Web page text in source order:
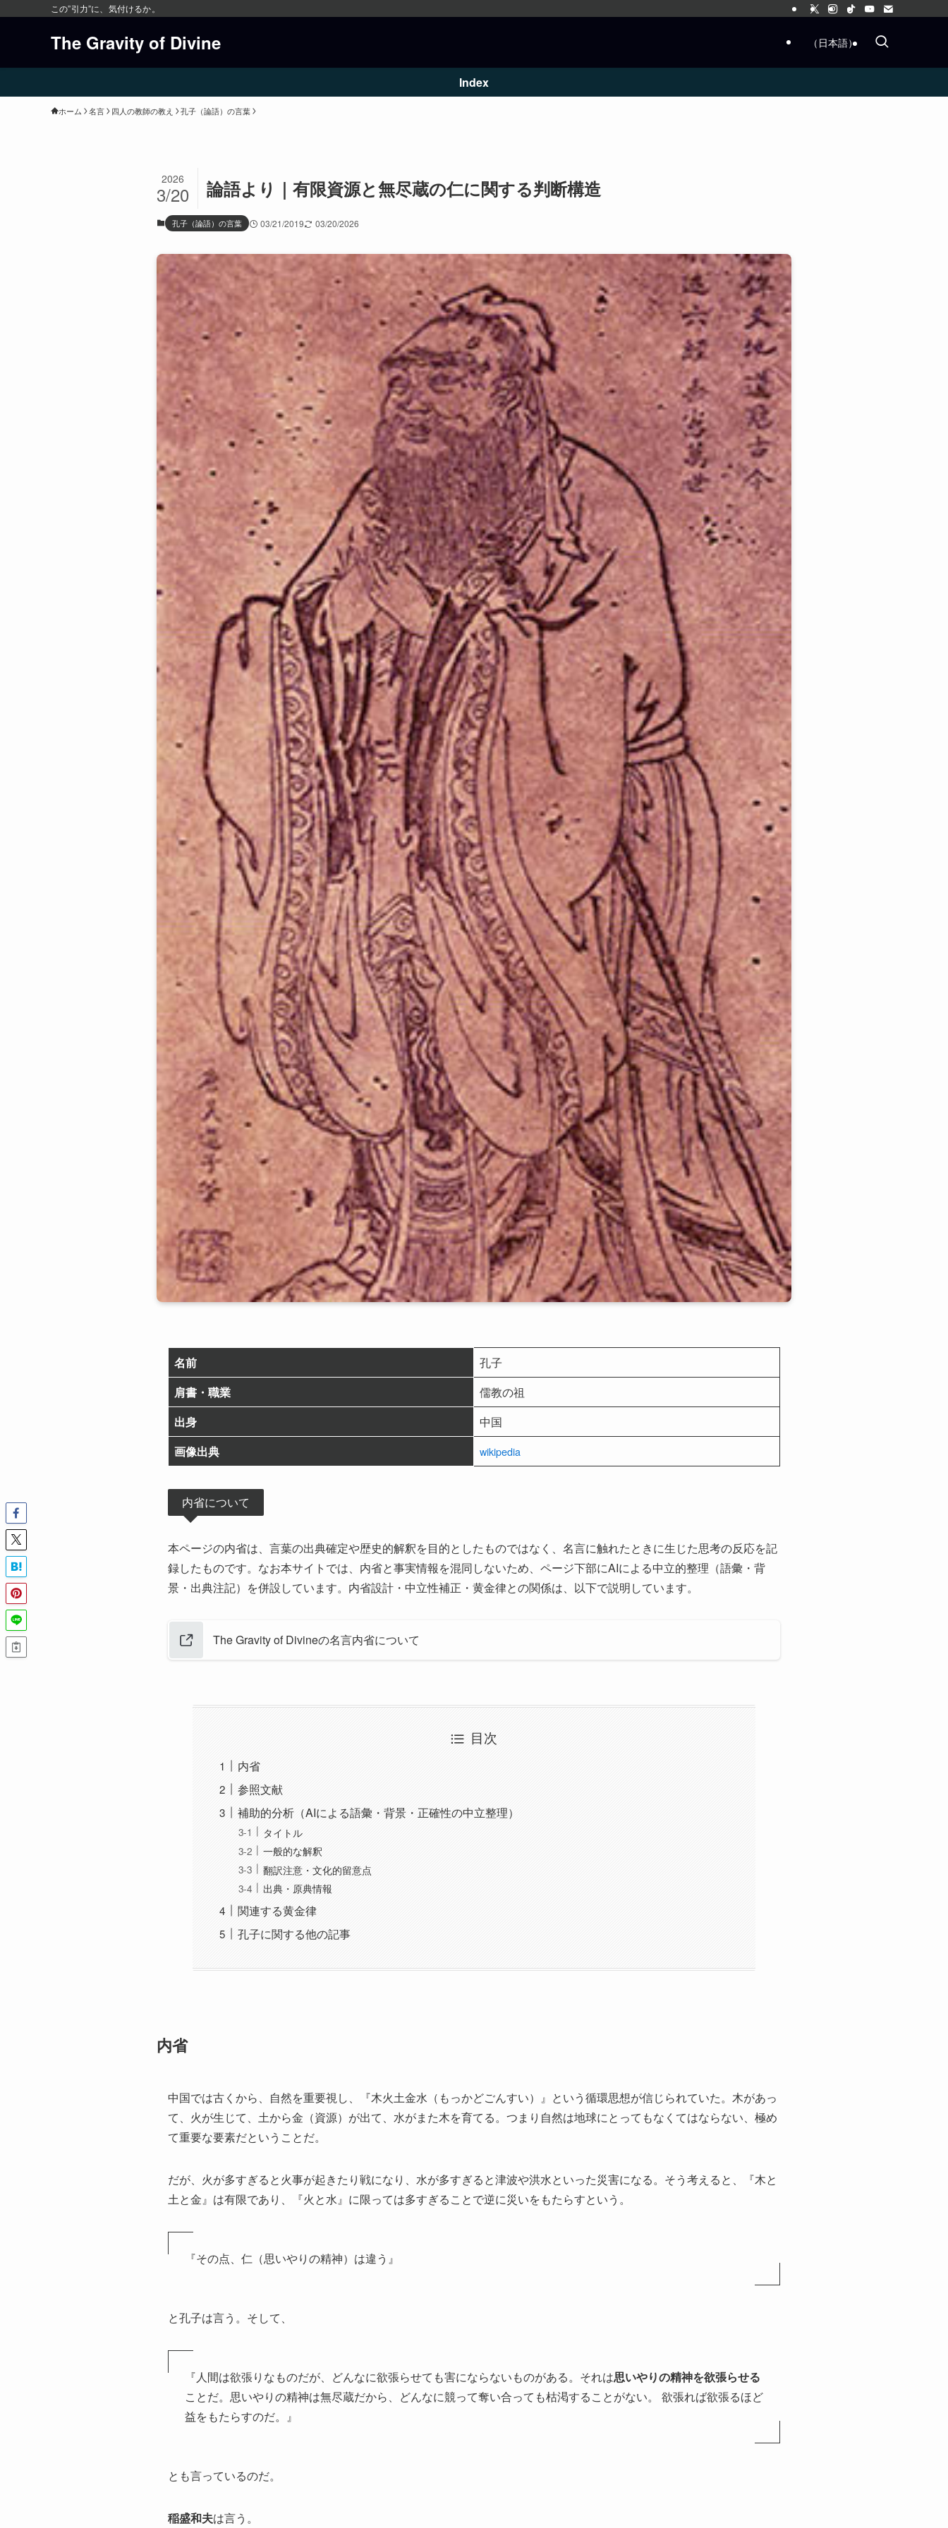
この”引力”に、気付けるか。
The Gravity of Divine （日本語）
Index
ホーム 名言 四人の教師の教え 孔子（論語）の言葉
論語より｜有限資源と無尽蔵の仁に関する判断構造
2026
3/20
孔子（論語）の言葉 03/21/2019 03/20/2026
名前
孔子
肩書・職業
儒教の祖
出身
中国
画像出典
wikipedia
内省について
本ページの内省は、言葉の出典確定や歴史的解釈を目的としたものではなく、名言に触れたときに生じた思考の反応を記
録したものです。なお本サイトでは、内省と事実情報を混同しないため、ページ下部にAIによる中立的整理（語彙・背
景・出典注記）を併設しています。内省設計・中立性補正・黄金律との関係は、以下で説明しています。
The Gravity of Divineの名言内省について
目次
内省
参照文献
補助的分析（AIによる語彙・背景・正確性の中立整理）
タイトル
一般的な解釈
翻訳注意・文化的留意点
出典・原典情報
関連する黄金律
孔子に関する他の記事
内省
中国では古くから、自然を重要視し、『木火土金水（もっかどごんすい）』という循環思想が信じられていた。木があっ
て、火が生じて、土から金（資源）が出て、水がまた木を育てる。つまり自然は地球にとってもなくてはならない、極め
て重要な要素だということだ。
だが、火が多すぎると火事が起きたり戦になり、水が多すぎると津波や洪水といった災害になる。そう考えると、『木と
土と金』は有限であり、『火と水』に限っては多すぎることで逆に災いをもたらすという。
『その点、仁（思いやりの精神）は違う』
と孔子は言う。そして、
『人間は欲張りなものだが、どんなに欲張らせても害にならないものがある。それは思いやりの精神を欲張らせる
ことだ。思いやりの精神は無尽蔵だから、どんなに競って奪い合っても枯渇することがない。 欲張れば欲張るほど
益をもたらすのだ。』
とも言っているのだ。
稲盛和夫は言う。